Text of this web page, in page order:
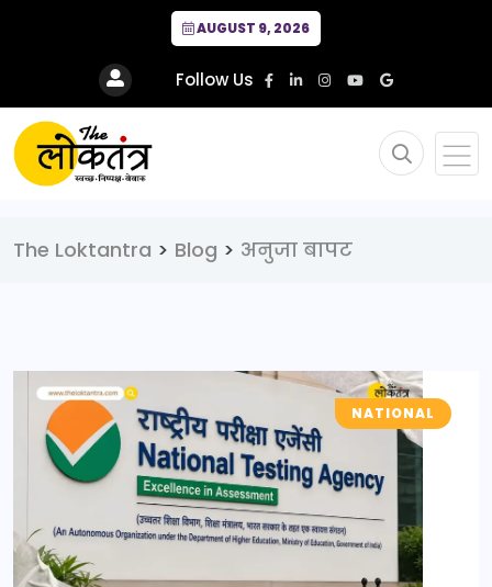
AUGUST 9, 2026
Follow Us
The Loktantra > Blog > अनुजा बापट
NATIONAL